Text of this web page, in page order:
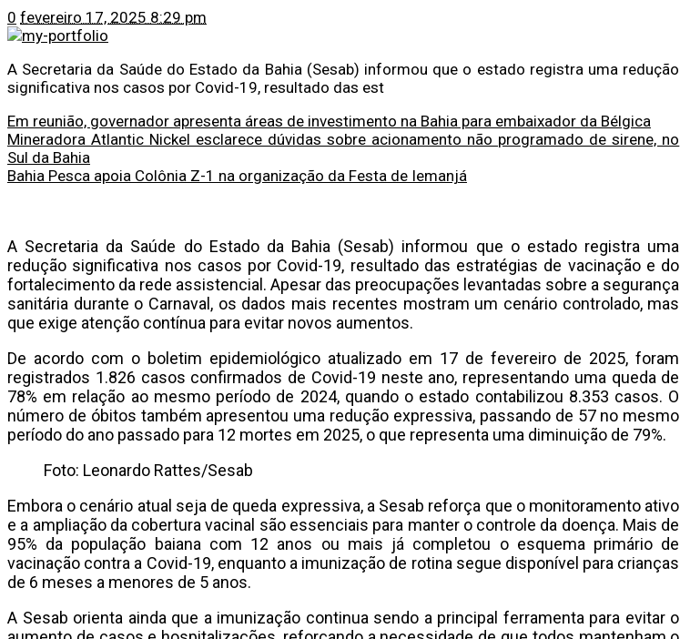
0 fevereiro 17, 2025 8:29 pm
A Secretaria da Saúde do Estado da Bahia (Sesab) informou que o estado registra uma redução
significativa nos casos por Covid-19, resultado das est
Em reunião, governador apresenta áreas de investimento na Bahia para embaixador da Bélgica
Mineradora Atlantic Nickel esclarece dúvidas sobre acionamento não programado de sirene, no
Sul da Bahia
Bahia Pesca apoia Colônia Z-1 na organização da Festa de Iemanjá
A Secretaria da Saúde do Estado da Bahia (Sesab) informou que o estado registra uma
redução significativa nos casos por Covid-19, resultado das estratégias de vacinação e do
fortalecimento da rede assistencial. Apesar das preocupações levantadas sobre a segurança
sanitária durante o Carnaval, os dados mais recentes mostram um cenário controlado, mas
que exige atenção contínua para evitar novos aumentos.
De acordo com o boletim epidemiológico atualizado em 17 de fevereiro de 2025, foram
registrados 1.826 casos confirmados de Covid-19 neste ano, representando uma queda de
78% em relação ao mesmo período de 2024, quando o estado contabilizou 8.353 casos. O
número de óbitos também apresentou uma redução expressiva, passando de 57 no mesmo
período do ano passado para 12 mortes em 2025, o que representa uma diminuição de 79%.
Foto: Leonardo Rattes/Sesab
Embora o cenário atual seja de queda expressiva, a Sesab reforça que o monitoramento ativo
e a ampliação da cobertura vacinal são essenciais para manter o controle da doença. Mais de
95% da população baiana com 12 anos ou mais já completou o esquema primário de
vacinação contra a Covid-19, enquanto a imunização de rotina segue disponível para crianças
de 6 meses a menores de 5 anos.
A Sesab orienta ainda que a imunização continua sendo a principal ferramenta para evitar o